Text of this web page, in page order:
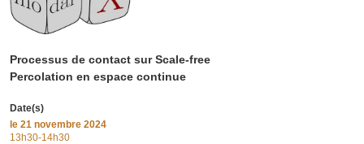
Processus de contact sur Scale-free
Percolation en espace continue
Date(s)
le 21 novembre 2024
13h30-14h30